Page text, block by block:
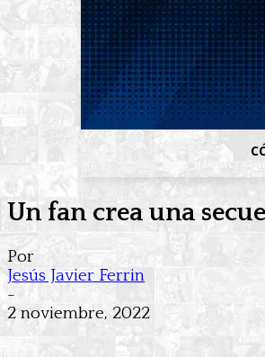
Un fan crea una
Por
Jesús Javier Ferrin
-
2 noviembre, 2022